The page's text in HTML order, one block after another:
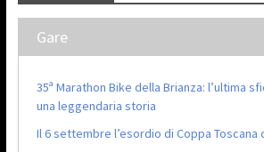
Gare
35ª Marathon Bike della Brianza: l’ultima
una leggendaria storia
Il 6 settembre l’esordio di Coppa Toscana